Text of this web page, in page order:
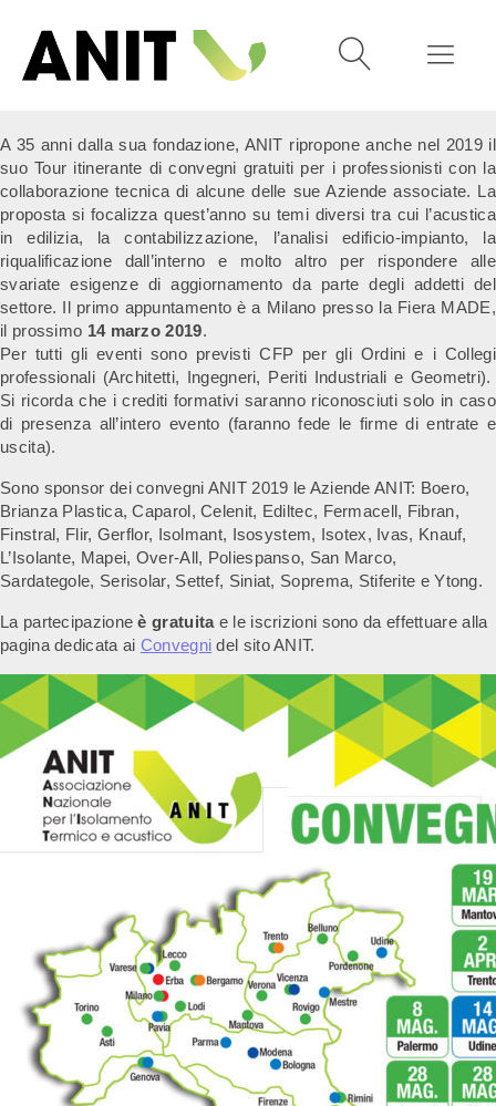
A 35 anni dalla sua fondazione, ANIT ripropone anche nel 2019 il
suo Tour itinerante di convegni gratuiti per i professionisti con la
collaborazione tecnica di alcune delle sue Aziende associate. La
proposta si focalizza quest’anno su temi diversi tra cui l’acustica
in edilizia, la contabilizzazione, l’analisi edificio-impianto, la
riqualificazione dall’interno e molto altro per rispondere alle
svariate esigenze di aggiornamento da parte degli addetti del
settore. Il primo appuntamento è a Milano presso la Fiera MADE,
il prossimo 14 marzo 2019.
Per tutti gli eventi sono previsti CFP per gli Ordini e i Collegi
professionali (Architetti, Ingegneri, Periti Industriali e Geometri).
Si ricorda che i crediti formativi saranno riconosciuti solo in caso
di presenza all’intero evento (faranno fede le firme di entrate e
uscita).
Sono sponsor dei convegni ANIT 2019 le Aziende ANIT: Boero,
Brianza Plastica, Caparol, Celenit, Ediltec, Fermacell, Fibran,
Finstral, Flir, Gerflor, Isolmant, Isosystem, Isotex, Ivas, Knauf,
L’Isolante, Mapei, Over-All, Poliespanso, San Marco,
Sardategole, Serisolar, Settef, Siniat, Soprema, Stiferite e Ytong.
La partecipazioneè gratuitae le iscrizioni sono da effettuare alla
pagina dedicata ai Convegni del sito ANIT.